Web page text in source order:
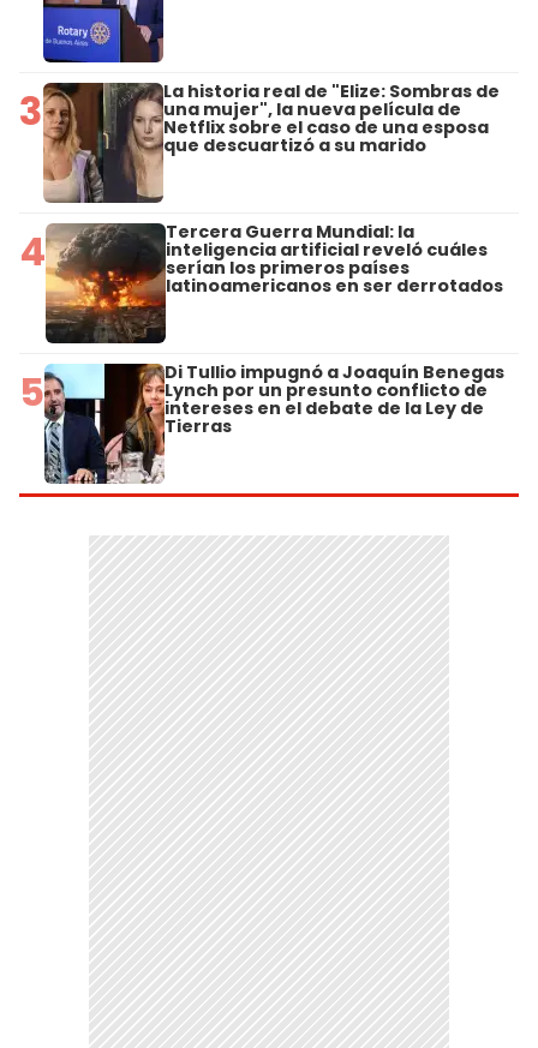
3 La historia real de "Elize: Sombras de
una mujer", la nueva película de
Netflix sobre el caso de una esposa
que descuartizó a su marido
4 Tercera Guerra Mundial: la
inteligencia artificial reveló cuáles
serían los primeros países
latinoamericanos en ser derrotados
5 Di Tullio impugnó a Joaquín Benegas
Lynch por un presunto conflicto de
intereses en el debate de la Ley de
Tierras